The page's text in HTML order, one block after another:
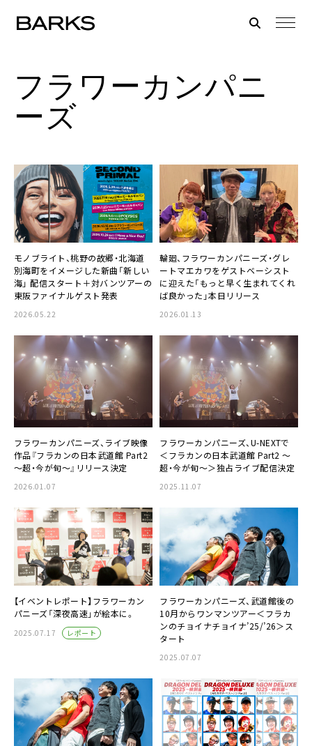
フラワーカンパニ
ーズ
モノブライト、桃野の故郷・北海道
別海町をイメージした新曲「新しい
海」 配信スタート＋対バンツアーの
東阪ファイナルゲスト発表
2026.05.22
輪廻、フラワーカンパニーズ・グレ
ートマエカワをゲストベーシスト
に迎えた「もっと早く生まれてくれ
ば良かった」本日リリース
2026.01.13
フラワーカンパニーズ、ライブ映像
作品『フラカンの日本武道館 Part2
～超・今が旬～』リリース決定
2026.01.07
フラワーカンパニーズ、U-NEXTで
＜フラカンの日本武道館 Part2 〜
超・今が旬〜＞独占ライブ配信決定
2025.11.07
【イベントレポート】フラワーカン
パニーズ「深夜高速」が絵本に。
2025.07.17 レポート
フラワーカンパニーズ、武道館後の
10月からワンマンツアー＜フラカ
ンのチョイナチョイナ’25/’26＞ス
タート
2025.07.07